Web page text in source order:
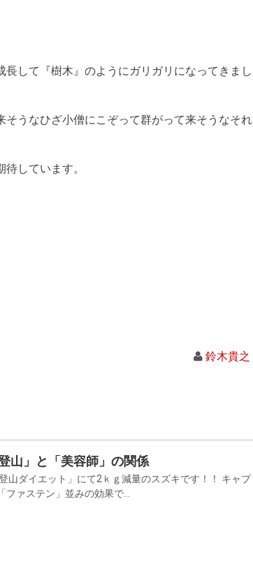
して『樹木』のようにガリガリになってきまし
うなひざ小僧にこぞって群がって来そうなそれ
しています。
鈴木貴之
山」と「美容師」の関係
山ダイエット」にて2ｋｇ減量のスズキです！！ キャプ
ファステン」並みの効果で...